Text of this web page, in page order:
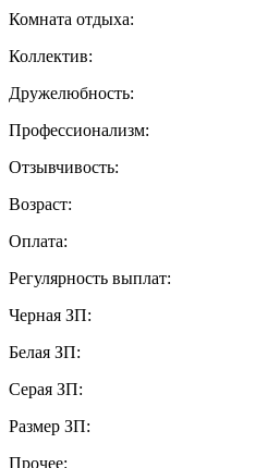
Комната отдыха:
Коллектив:
Дружелюбность:
Профессионализм:
Отзывчивость:
Возраст:
Оплата:
Регулярность выплат:
Черная ЗП:
Белая ЗП:
Серая ЗП:
Размер ЗП:
Прочее: